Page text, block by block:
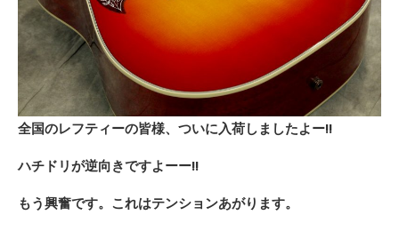
全国のレフティーの皆様、ついに入荷しましたよー!!
ハチドリが逆向きですよーー!!
もう興奮です。これはテンションあがります。